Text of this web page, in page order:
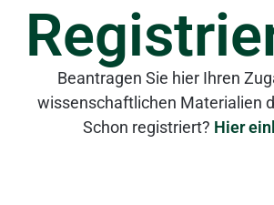
Beantragen Sie hier Ihren
wissenschaftlichen Materialien
Schon registriert? Hier